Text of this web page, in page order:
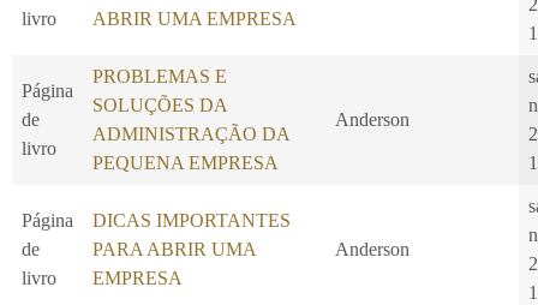
livro
ABRIR UMA EMPRESA
Página
de
livro
PROBLEMAS E
SOLUÇÕES DA
ADMINISTRAÇÃO DA
PEQUENA EMPRESA
Anderson
Página
de
livro
DICAS IMPORTANTES
PARA ABRIR UMA
EMPRESA
Anderson